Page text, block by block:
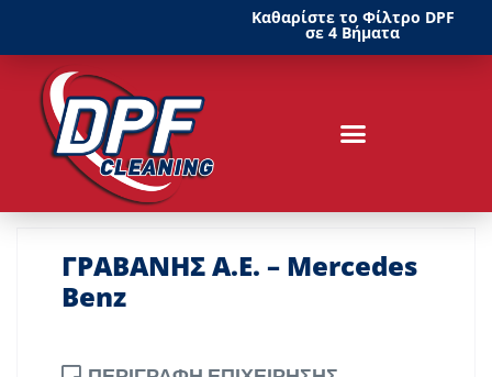
Καθαρίστε το Φίλτρο DPF
σε 4 Βήματα
ΓΡΑΒΑΝΗΣ Α.Ε. – Mercedes
Benz